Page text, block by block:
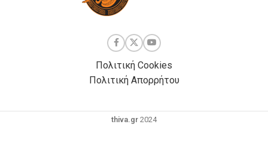
Πολιτική Cookies
Πολιτική Απορρήτου
thiva.gr 2024